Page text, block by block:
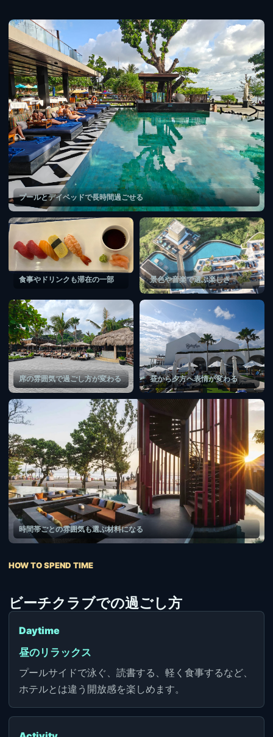
プールとデイベッドで長時間過ごせる
食事やドリンクも滞在の一部 景色や音楽で選ぶ楽しさ
席の雰囲気で過ごし方が変わる 昼から夕方へ表情が変わる
時間帯ごとの雰囲気も選ぶ材料になる
HOW TO SPEND TIME
ビーチクラブでの過ごし方
Daytime
昼のリラックス
プールサイドで泳ぐ、読書する、軽く食事するなど、
ホテルとは違う開放感を楽しめます。